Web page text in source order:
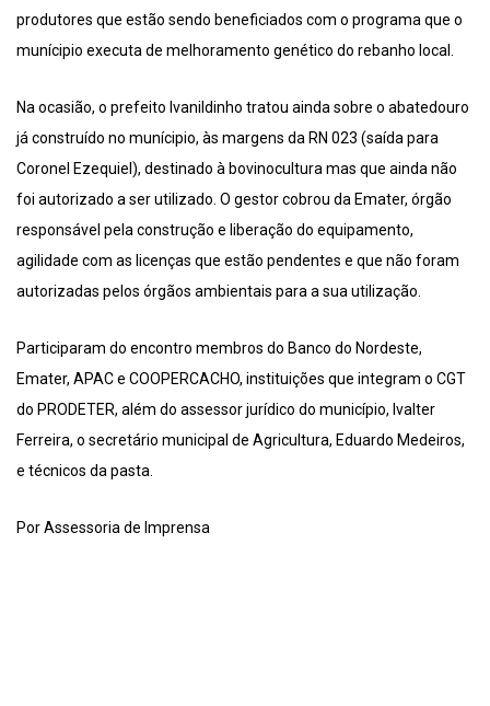
produtores que estão sendo beneficiados com o programa que o
munícipio executa de melhoramento genético do rebanho local.
Na ocasião, o prefeito Ivanildinho tratou ainda sobre o abatedouro
já construído no munícipio, às margens da RN 023 (saída para
Coronel Ezequiel), destinado à bovinocultura mas que ainda não
foi autorizado a ser utilizado. O gestor cobrou da Emater, órgão
responsável pela construção e liberação do equipamento,
agilidade com as licenças que estão pendentes e que não foram
autorizadas pelos órgãos ambientais para a sua utilização.
Participaram do encontro membros do Banco do Nordeste,
Emater, APAC e COOPERCACHO, instituições que integram o CGT
do PRODETER, além do assessor jurídico do município, Ivalter
Ferreira, o secretário municipal de Agricultura, Eduardo Medeiros,
e técnicos da pasta.
Por Assessoria de Imprensa